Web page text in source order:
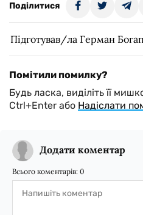
Поділитися
Підготував/ла Герман
Помітили помилку?
Будь ласка, виділіть її
Ctrl+Enter або Надіслати
Додати коментар
Всього коментарів: 0